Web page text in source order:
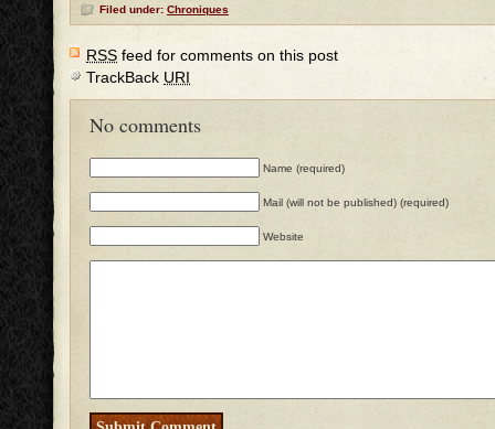
Filed under: Chroniques
RSS feed for comments on this post
TrackBack URI
No comments
Name (required)
Mail (will not be published) (required)
Website